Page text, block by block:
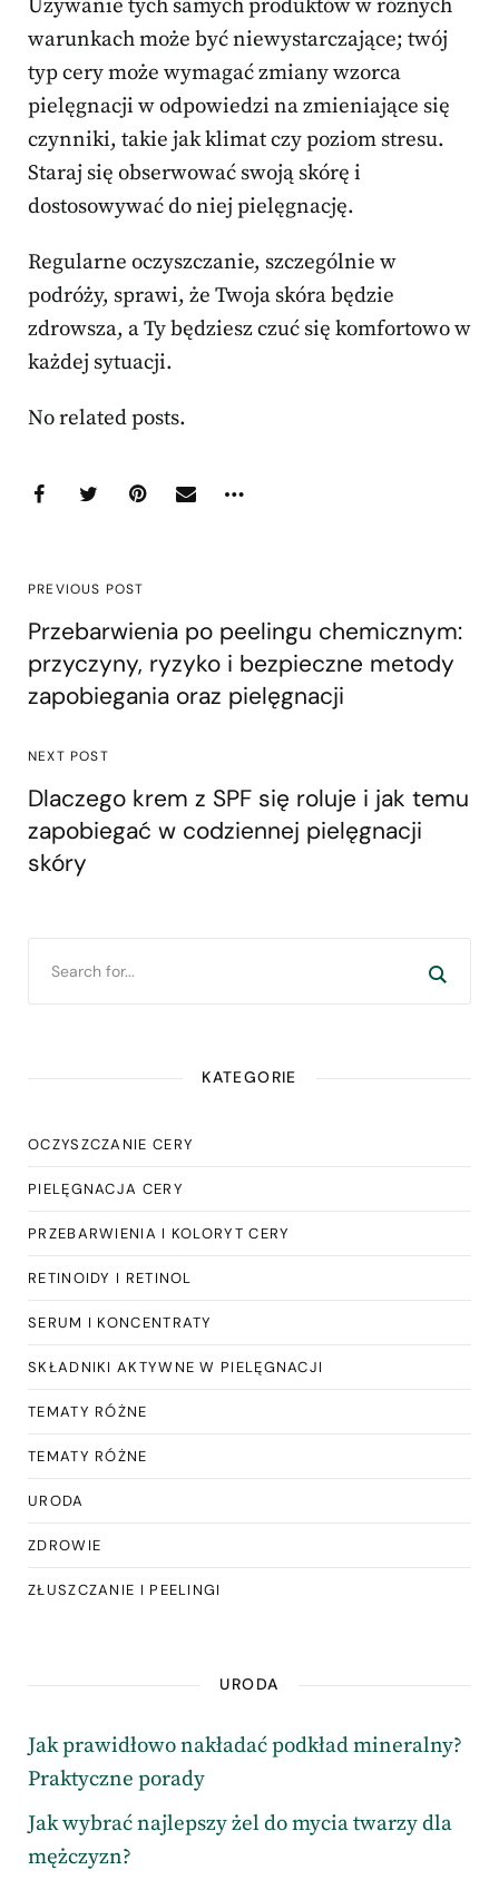
Używanie tych samych produktów w różnych
warunkach może być niewystarczające; twój
typ cery może wymagać zmiany wzorca
pielęgnacji w odpowiedzi na zmieniające się
czynniki, takie jak klimat czy poziom stresu.
Staraj się obserwować swoją skórę i
dostosowywać do niej pielęgnację.
Regularne oczyszczanie, szczególnie w
podróży, sprawi, że Twoja skóra będzie
zdrowsza, a Ty będziesz czuć się komfortowo w
każdej sytuacji.
No related posts.
PREVIOUS POST
Przebarwienia po peelingu chemicznym:
przyczyny, ryzyko i bezpieczne metody
zapobiegania oraz pielęgnacji
NEXT POST
Dlaczego krem z SPF się roluje i jak temu
zapobiegać w codziennej pielęgnacji
skóry
KATEGORIE
OCZYSZCZANIE CERY
PIELĘGNACJA CERY
PRZEBARWIENIA I KOLORYT CERY
RETINOIDY I RETINOL
SERUM I KONCENTRATY
SKŁADNIKI AKTYWNE W PIELĘGNACJI
TEMATY RÓŻNE
TEMATY RÓŻNE
URODA
ZDROWIE
ZŁUSZCZANIE I PEELINGI
URODA
Jak prawidłowo nakładać podkład mineralny?
Praktyczne porady
Jak wybrać najlepszy żel do mycia twarzy dla
mężczyzn?